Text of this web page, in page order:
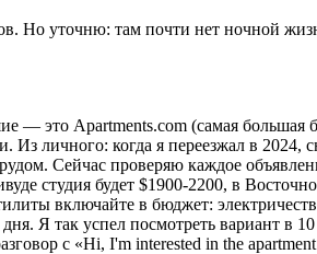
Но уточню: там почти нет ночной
— это Apartments.com (самая большая
личного: когда я переезжал в 2024,
Сейчас проверяю каждое
студия будет $1900-2200, в
включайте в бюджет:
Я так успел посмотреть вариант в 10
с «Hi, I'm interested in the